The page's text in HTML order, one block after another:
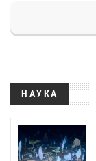
НАУКА